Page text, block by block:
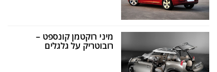
מיני רוקטמן קונספט –
רובוטריק על גלגלים